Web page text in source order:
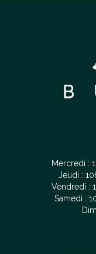
Mercredi :
Jeudi :
Vendredi :
Samedi :